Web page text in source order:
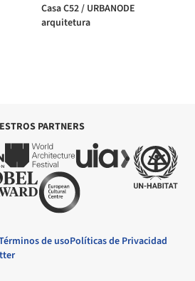
Casa C52 / URBANODE
arquitetura